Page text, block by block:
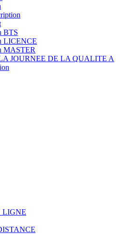
BTS
LICENCE
MASTER
JOURNEE DE LA QUALITE A
LIGNE